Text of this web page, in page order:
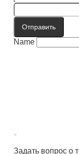
Отправить
Name
×
Задать вопрос о